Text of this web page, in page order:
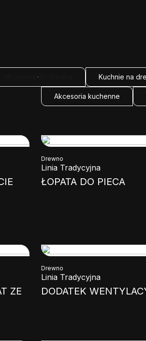
Akcesoria do drewna Kuchnie na
Akcesoria kuchenne
Drewno
Linia Tradycyjna
ŁOPATA DO PIECA
ZE
Drewno
Linia Tradycyjna
DODATEK